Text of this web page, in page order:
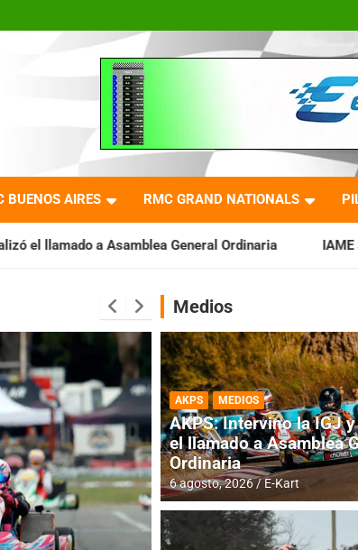
BUENOS AIRES RMC GRAND NATIONALS
General Ordinaria IAME SERIES ARGENTINA:
Medios
AKPS MEDIOS
AKPS: Intervino la IGJ
el llamado a Asamblea
Ordinaria
6 agosto, 2026 E-Kart